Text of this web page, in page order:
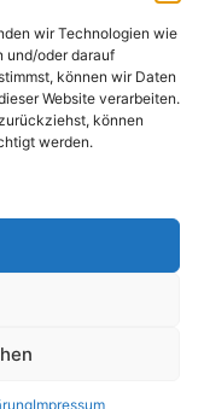
wir Technologien wie
und/oder darauf
können wir Daten
Website verarbeiten.
können
werden.
Impressum